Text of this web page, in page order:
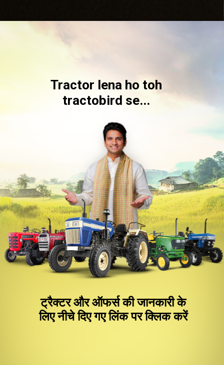
Tractor lena ho toh
tractobird se...
ट्रैक्टर और ऑफर्स की जानकारी के
लिए नीचे दिए गए लिंक पर क्लिक करें